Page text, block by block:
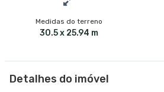
Medidas do terreno
30.5 x 25.94 m
Detalhes do imóvel